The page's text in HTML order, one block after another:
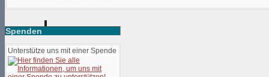
Spenden
Unterstütze uns mit einer Spende